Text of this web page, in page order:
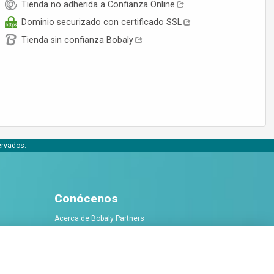
Tienda no adherida a Confianza Online
Dominio securizado con certificado SSL
Tienda sin confianza Bobaly
Conócenos
Acerca de Bobaly Partners